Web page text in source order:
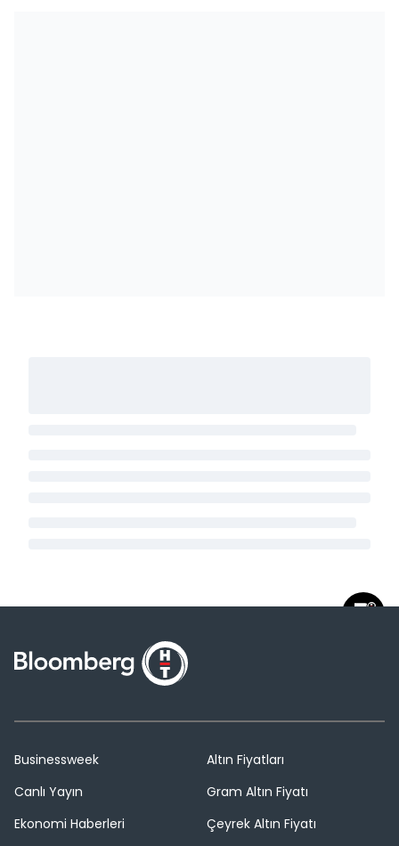
Businessweek
Canlı Yayın
Ekonomi Haberleri
Altın Fiyatları
Gram Altın Fiyatı
Çeyrek Altın Fiyatı